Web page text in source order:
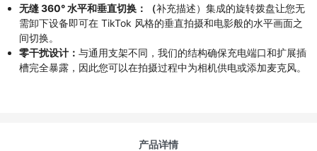
无缝 360° 水平和垂直切换：（补充描述）集成的旋转拨盘让您无
需卸下设备即可在 TikTok 风格的垂直拍摄和电影般的水平画面之
间切换。
零干扰设计： 与通用支架不同，我们的结构确保充电端口和扩展插
槽完全暴露，因此您可以在拍摄过程中为相机供电或添加麦克风。
产品详情